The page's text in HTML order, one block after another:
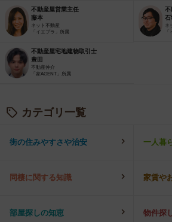
不動産屋営業主任
藤本
ネット不動産
「イエプラ」所属
不
石
ネ
不動産屋宅地建物取引士
豊田
不動産仲介
「家AGENT」所属
カテゴリ一覧
街の住みやすさや治安 一人暮
同棲に関する知識 家賃や
部屋探しの知恵 物件探